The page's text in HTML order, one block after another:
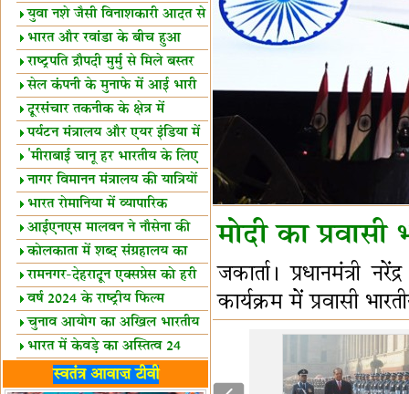
रिश्ता गहरा'
युवा नशे जैसी विनाशकारी आदत से
दूर रहें-मोदी
भारत और रवांडा के बीच हुआ
व्यापार विस्तार
राष्ट्रपति द्रौपदी मुर्मु से मिले बस्तर
के प्रतिनिधि
सेल कंपनी के मुनाफे में आई भारी
उछाल!
दूरसंचार तकनीक के क्षेत्र में
उत्कृष्टता पुरस्कार
पर्यटन मंत्रालय और एयर इंडिया में
समझौता
'मीराबाई चानू हर भारतीय के लिए
प्रेरणा'
नागर विमानन मंत्रालय की यात्रियों
को सलाह
भारत रोमानिया में व्यापारिक
साझेदारियां
आईएनएस मालवन ने नौसेना की
ताकत बढ़ाई
कोलकाता में शब्द संग्रहालय का
उद्घाटन
रामनगर-देहरादून एक्सप्रेस को हरी
झंडीवर्ष 2024 के राष्ट्रीय फिल्म
पुरस्कारों की घोषणा
चुनाव आयोग का अखिल भारतीय
मीडिया सम्मेलन
भारत में केवड़े का अस्तित्‍व 24
लाख वर्ष!
लखनऊ में 'एक राष्ट्र एक चुनाव'
स्वतंत्र आवाज़ टीवी
मोदी का प्रवासी
जकार्ता। प्रधानमंत्री
कार्यक्रम में प्रवासी